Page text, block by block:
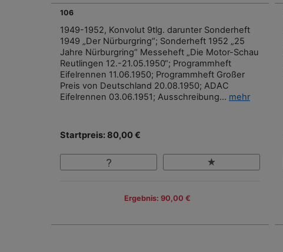
106
1949-1952, Konvolut 9tlg. darunter Sonderheft
1949 „Der Nürburgring“; Sonderheft 1952 „25
Jahre Nürburgring“ Messeheft „Die Motor-Schau
Reutlingen 12.-21.05.1950“; Programmheft
Eifelrennen 11.06.1950; Programmheft Großer
Preis von Deutschland 20.08.1950; ADAC
Eifelrennen 03.06.1951; Ausschreibung... mehr
Startpreis: 80,00 €
Ergebnis: 90,00 €